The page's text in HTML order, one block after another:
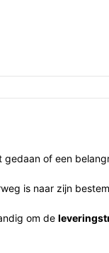
of een
is naar zijn
om de